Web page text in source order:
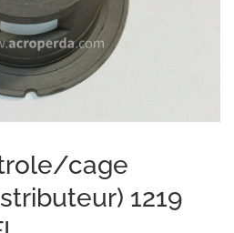
cage
1219